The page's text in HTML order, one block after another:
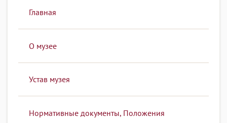
Главная
О музее
Устав музея
Нормативные документы, Положения